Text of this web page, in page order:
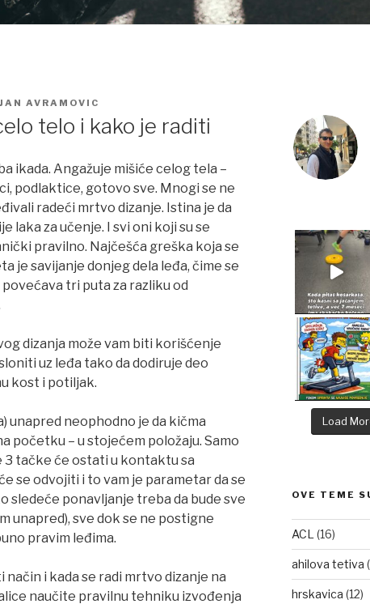
AVRAMOVIC
telo i kako je raditi
ikada. Angažuje mišiće celog tela –
podlaktice, gotovo sve. Mnogi se ne
radeći mrtvo dizanje. Istina je da
laka za učenje. I svi oni koji su se
pravilno. Najčešća greška koja se
je savijanje donjeg dela leđa, čime se
tri puta za razliku od
dizanja može vam biti korišćenje
uz leđa tako da dodiruje deo
kost i potiljak.
unapred neophodno je da kičma
početku – u stojećem položaju. Samo
3 tačke će ostati u kontaktu sa
se odvojiti i to vam je parametar da se
sledeće ponavljanje treba da bude sve
unapred), sve dok se ne postigne
pravim leđima.
i kada se radi mrtvo dizanje na
naučite pravilnu tehniku izvođenja
Load
OVE TEME
ACL (16)
ahilova tetiva
hrskavica (12)